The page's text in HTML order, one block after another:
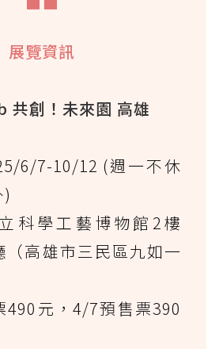
展覽資訊
共創！未來園 高雄
6/7-10/12 (週一不休
科學工藝博物館2樓
（高雄市三民區九如一
490元，4/7預售票390